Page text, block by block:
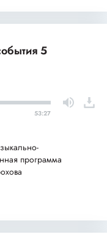
5
53:27
программа